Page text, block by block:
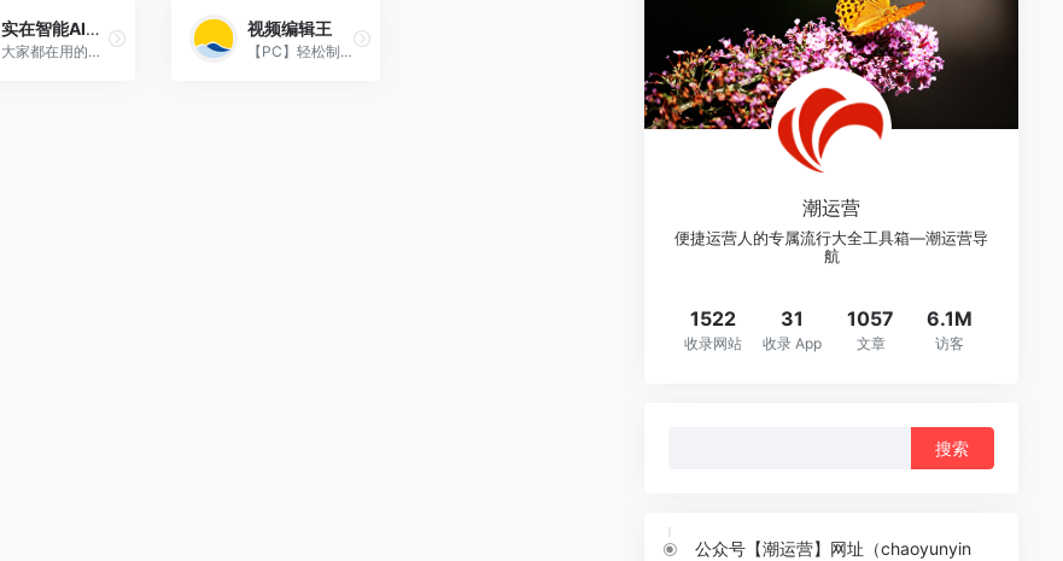
实在智能AI+RPA
大家都在用的智能软件机器人
视频编辑王
【PC】轻松制作专业视频。丰富的模版素材，炫酷的滤镜转场效果。
潮运营
便捷运营人的专属流行大全工具箱—潮运营导
航
1522
收录网站
31
收录 App
1057
文章
6.1M
访客
公众号【潮运营】网址（chaoyunyin